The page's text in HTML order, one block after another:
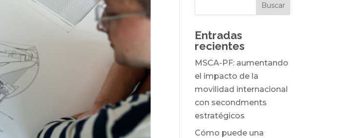
Entradas
recientes
MSCA-PF: aumentando
el impacto de la
movilidad internacional
con secondments
estratégicos
Cómo puede una